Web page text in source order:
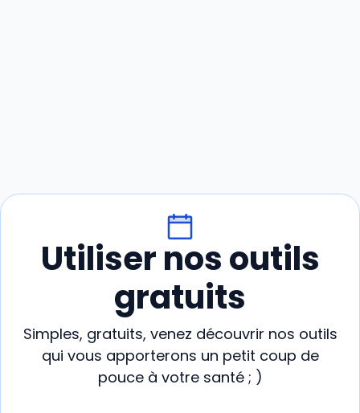
Utiliser nos outils
gratuits
Simples, gratuits, venez découvrir nos outils
qui vous apporterons un petit coup de
pouce à votre santé ; )